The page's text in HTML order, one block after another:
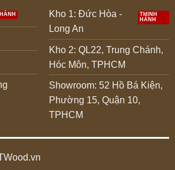
Kho 1: Đức Hòa -
Long An
Kho 2: QL22, Trung Chánh,
Hóc Môn, TPHCM
Showroom: 52 Hồ Bá Kiện,
Phường 15, Quận 10,
TPHCM